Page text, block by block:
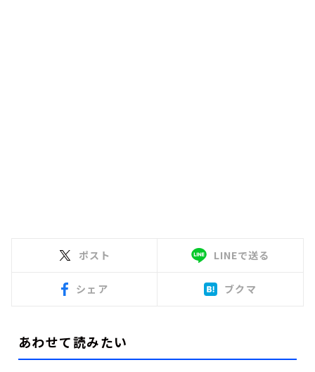
ポスト LINEで送る
シェア ブクマ
あわせて読みたい